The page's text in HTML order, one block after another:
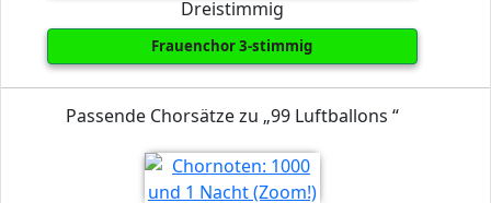
Dreistimmig
Frauenchor 3-stimmig
Passende Chorsätze zu „99 Luftballons “